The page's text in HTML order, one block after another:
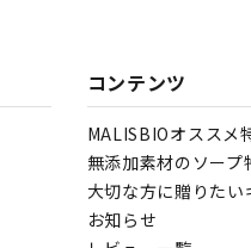
コンテンツ
MALISBIOオススメ
無添加素材のソープ
大切な方に贈りたい
お知らせ